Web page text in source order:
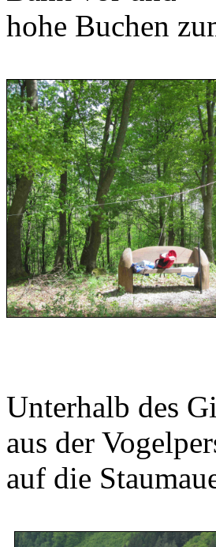
hohe Buchen
Unterhalb des
aus der
auf die